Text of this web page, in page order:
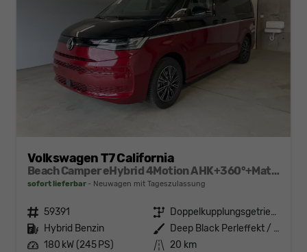
Volkswagen T7 California
Beach Camper eHybrid 4Motion AHK+360°+Matrix+Navi+Alu17+GJR+Sitzheiz+Keyless
sofort lieferbar Neuwagen mit Tageszulassung
Fahrzeugnr. 59391 Getriebe
Doppelkupplungsgetriebe (DSG)
Kraftstoff Hybrid Benzin Außenfarbe
Deep Black Perleffekt / Fortana Rot Metallic (nur in Verb. mit abgedunkelte Scheiben, wenn nicht Serie)
Leistung 180 kW (245 PS) Kilometerstand 20 km